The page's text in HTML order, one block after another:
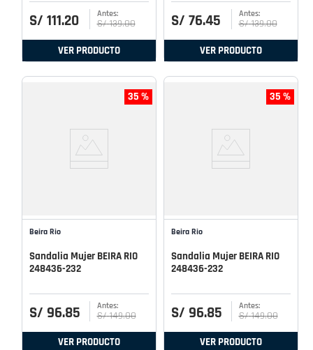
S/ 111.20 S/ 139.00
VER PRODUCTO
S/ 76.45 S/ 139.00
VER PRODUCTO
35 %
Beira Rio
Sandalia Mujer BEIRA RIO
248436-232
S/ 96.85 S/ 149.00
VER PRODUCTO
35 %
Beira Rio
Sandalia Mujer BEIRA RIO
248436-232
S/ 96.85 S/ 149.00
VER PRODUCTO